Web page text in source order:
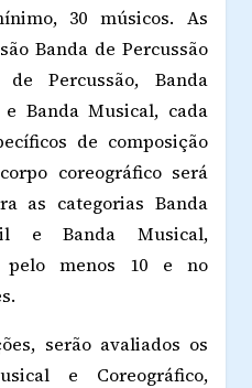
30 músicos. As
Banda de Percussão
Percussão, Banda
Banda Musical, cada
de composição
coreográfico será
as categorias Banda
e Banda Musical,
pelo menos 10 e no
serão avaliados os
e Coreográfico,